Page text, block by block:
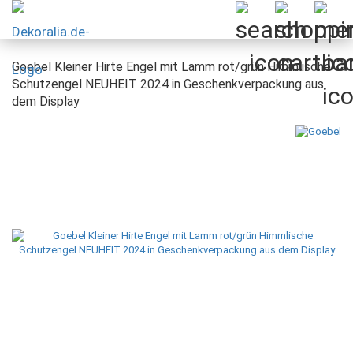
Goebel Kleiner Hirte Engel mit Lamm rot/grün Himmlische
Schutzengel NEUHEIT 2024 in Geschenkverpackung aus
dem Display